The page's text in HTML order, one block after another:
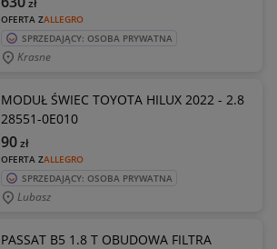
OFERTA ZALLEGRO
zł
SPRZEDAJĄCY: OSOBA PRYWATNA
Krasne
MODUŁ ŚWIEC TOYOTA HILUX 2022 - 2.8
28551-0E010
OFERTA ZALLEGRO
90zł
SPRZEDAJĄCY: OSOBA PRYWATNA
Lubasz
PASSAT B5 1.8 T OBUDOWA FILTRA